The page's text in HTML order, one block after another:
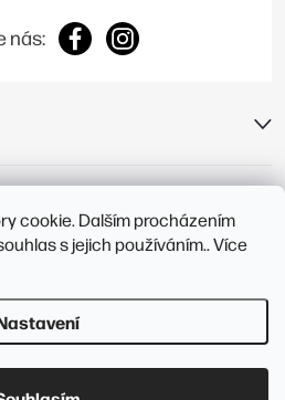
cookie. Dalším procházením
s jejich používáním.. Více
nás: